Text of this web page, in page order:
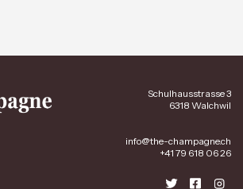
Schulhausstrasse 3
6318 Walchwil
info@the-champagne.ch
+41 79 618 06 26